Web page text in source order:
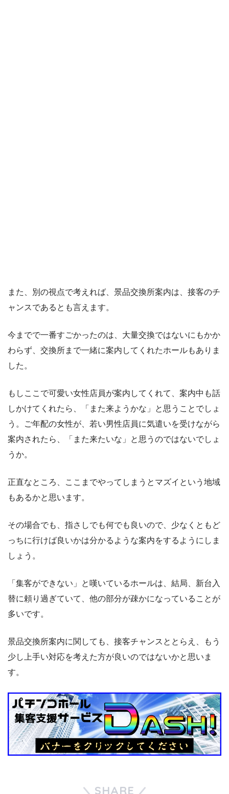
また、別の視点で考えれば、景品交換所案内は、接客のチ
ャンスであるとも言えます。
今までで一番すごかったのは、大量交換ではないにもかか
わらず、交換所まで一緒に案内してくれたホールもありま
した。
もしここで可愛い女性店員が案内してくれて、案内中も話
しかけてくれたら、「また来ようかな」と思うことでしょ
う。ご年配の女性が、若い男性店員に気遣いを受けながら
案内されたら、「また来たいな」と思うのではないでしょ
うか。
正直なところ、ここまでやってしまうとマズイという地域
もあるかと思います。
その場合でも、指さしでも何でも良いので、少なくともど
っちに行けば良いかは分かるような案内をするようにしま
しょう。
「集客ができない」と嘆いているホールは、結局、新台入
替に頼り過ぎていて、他の部分が疎かになっていることが
多いです。
景品交換所案内に関しても、接客チャンスととらえ、もう
少し上手い対応を考えた方が良いのではないかと思いま
す。
SHARE